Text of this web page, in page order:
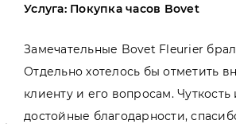
Услуга: Покупка часов Bovet
Замечательные Bovet Fleurier
Отдельно хотелось бы отметить
клиенту и его вопросам.
достойные благодарности,